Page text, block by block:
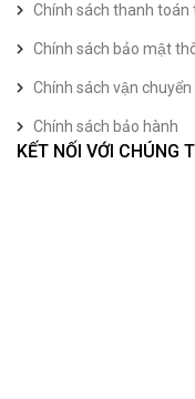
Chính sách thanh toán
Chính sách bảo mật
Chính sách vận chuyển
Chính sách bảo hành
KẾT NỐI VỚI CHÚNG